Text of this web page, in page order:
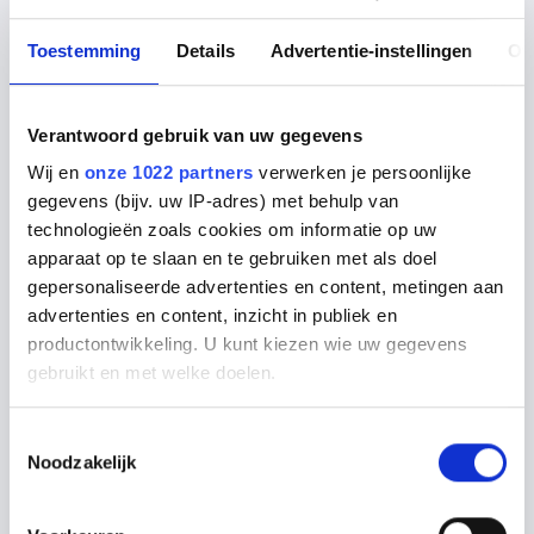
Toestemming Details Advertentie-instellingen
Verantwoord gebruik van uw gegevens
Wij en onze 1022 partners verwerken je persoonlijke
gegevens (bijv. uw IP-adres) met behulp van
technologieën zoals cookies om informatie op uw
apparaat op te slaan en te gebruiken met als doel
gepersonaliseerde advertenties en content, metingen aan
advertenties en content, inzicht in publiek en
productontwikkeling. U kunt kiezen wie uw gegevens
gebruikt en met welke doelen.
Informatie verzamelen over uw geografische locatie,
Uw apparaat identificeren door het actief te scannen
Noodzakelijk
Keukenadvies op
maat
Keukenontwerper aan huis
Inmeet service
3D-ontwerp
Ik wil gratis keukenadvies